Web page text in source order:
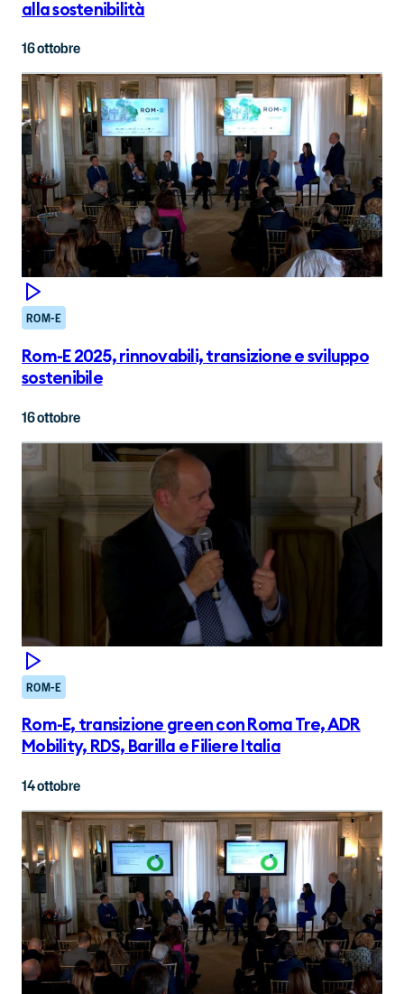
alla sostenibilità
16 ottobre
ROM-E
Rom-E 2025, rinnovabili, transizione e sviluppo
sostenibile
16 ottobre
ROM-E
Rom-E, transizione green con Roma Tre, ADR
Mobility, RDS, Barilla e Filiere Italia
14 ottobre